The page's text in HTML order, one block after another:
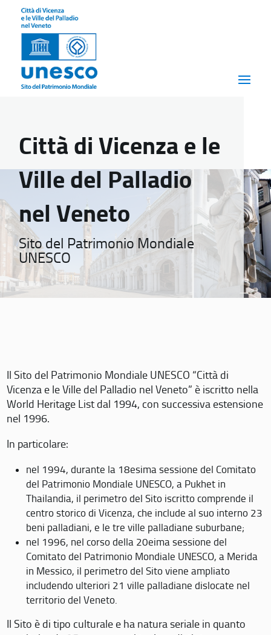
Città di Vicenza e le
Ville del Palladio
nel Veneto
Sito del Patrimonio Mondiale
UNESCO
Il Sito del Patrimonio Mondiale UNESCO “Città di
Vicenza e le Ville del Palladio nel Veneto” è iscritto nella
World Heritage List dal 1994, con successiva estensione
nel 1996.
In particolare:
nel 1994, durante la 18esima sessione del Comitato
del Patrimonio Mondiale UNESCO, a Pukhet in
Thailandia, il perimetro del Sito iscritto comprende il
centro storico di Vicenza, che include al suo interno 23
beni palladiani, e le tre ville palladiane suburbane;
nel 1996, nel corso della 20eima sessione del
Comitato del Patrimonio Mondiale UNESCO, a Merida
in Messico, il perimetro del Sito viene ampliato
includendo ulteriori 21 ville palladiane dislocate nel
territorio del Veneto.
Il Sito è di tipo culturale e ha natura seriale in quanto